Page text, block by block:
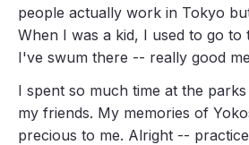
people actually work in Tokyo
When I was a kid, I used to go to
I've swum there -- really good
I spent so much time at the
my friends. My memories of
precious to me. Alright --